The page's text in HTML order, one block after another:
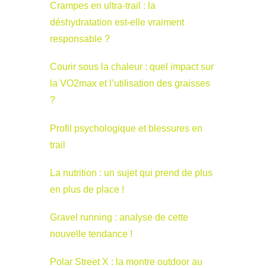
Crampes en ultra-trail : la
déshydratation est-elle vraiment
responsable ?
Courir sous la chaleur : quel impact sur
la VO2max et l’utilisation des graisses
?
Profil psychologique et blessures en
trail
La nutrition : un sujet qui prend de plus
en plus de place !
Gravel running : analyse de cette
nouvelle tendance !
Polar Street X : la montre outdoor au